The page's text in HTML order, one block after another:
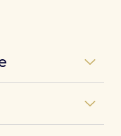
únicos, como